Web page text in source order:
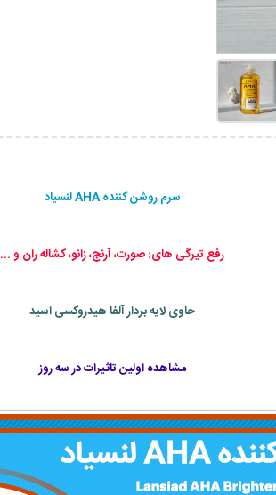
سرم روشن کننده AHA لنسیاد
رفع تیرگی های: صورت، آرنج، زانو، کشاله ران و ...
حاوی لایه بردار آلفا هیدروکسی اسید
مشاهده اولین تاثیرات در سه روز